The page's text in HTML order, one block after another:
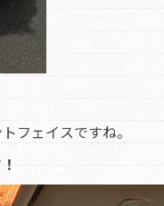
フェイスですね。